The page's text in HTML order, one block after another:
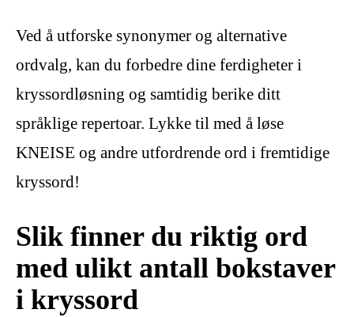
Ved å utforske synonymer og alternative
ordvalg, kan du forbedre dine ferdigheter i
kryssordløsning og samtidig berike ditt
språklige repertoar. Lykke til med å løse
KNEISE og andre utfordrende ord i fremtidige
kryssord!
Slik finner du riktig ord
med ulikt antall bokstaver
i kryssord